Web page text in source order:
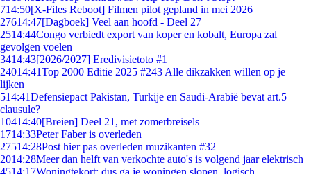
714:50[X-Files Reboot] Filmen pilot gepland in mei 2026
27614:47[Dagboek] Veel aan hoofd - Deel 27
2514:44Congo verbiedt export van koper en kobalt, Europa zal
gevolgen voelen
3414:43[2026/2027] Eredivisietoto #1
24014:41Top 2000 Editie 2025 #243 Alle dikzakken willen op je
lijken
514:41Defensiepact Pakistan, Turkije en Saudi-Arabië bevat art.5
clausule?
10414:40[Breien] Deel 21, met zomerbreisels
1714:33Peter Faber is overleden
27514:28Post hier pas overleden muzikanten #32
2014:28Meer dan helft van verkochte auto's is volgend jaar elektrisch
4514:17Woningtekort: dus ga je woningen slopen, logisch